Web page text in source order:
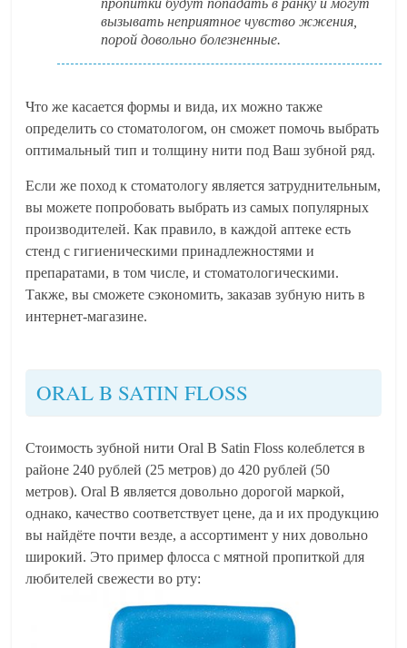
вызывать неприятное чувство жжения,
порой довольно болезненные.
Что же касается формы и вида, их можно также
определить со стоматологом, он сможет помочь выбрать
оптимальный тип и толщину нити под Ваш зубной ряд.
Если же поход к стоматологу является затруднительным,
вы можете попробовать выбрать из самых популярных
производителей. Как правило, в каждой аптеке есть
стенд с гигиеническими принадлежностями и
препаратами, в том числе, и стоматологическими.
Также, вы сможете сэкономить, заказав зубную нить в
интернет-магазине.
ORAL B SATIN FLOSS
Стоимость зубной нити Oral B Satin Floss колеблется в
районе 240 рублей (25 метров) до 420 рублей (50
метров). Oral B является довольно дорогой маркой,
однако, качество соответствует цене, да и их продукцию
вы найдёте почти везде, а ассортимент у них довольно
широкий. Это пример флосса с мятной пропиткой для
любителей свежести во рту: